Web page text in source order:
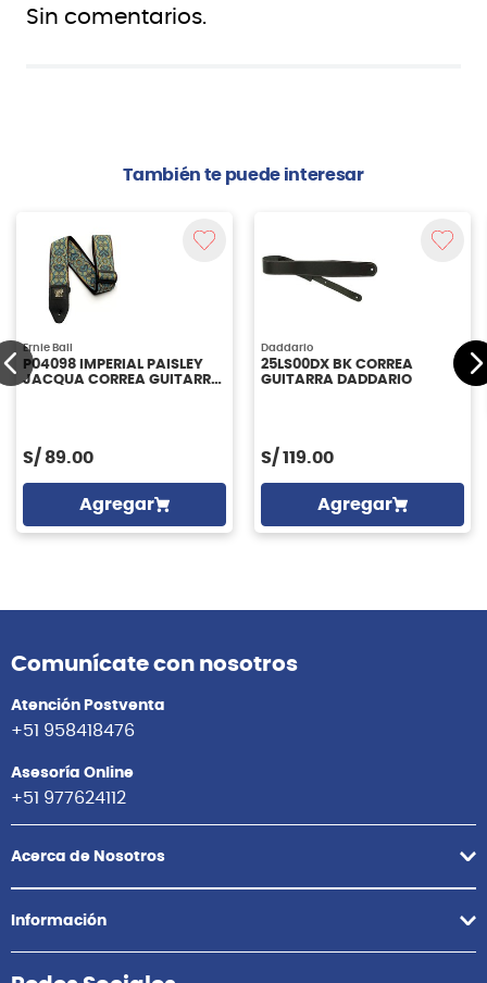
Sin comentarios.
También te puede interesar
Ernie Ball
P04098 IMPERIAL PAISLEY
JACQUA CORREA GUITARRA
S/ 89.00
Agregar
Daddario
25LS00DX BK CORREA
GUITARRA DADDARIO
S/ 119.00
Agregar
Comunícate con nosotros
Atención Postventa
+51 958418476
Asesoría Online
+51 977624112
Acerca de Nosotros
Información